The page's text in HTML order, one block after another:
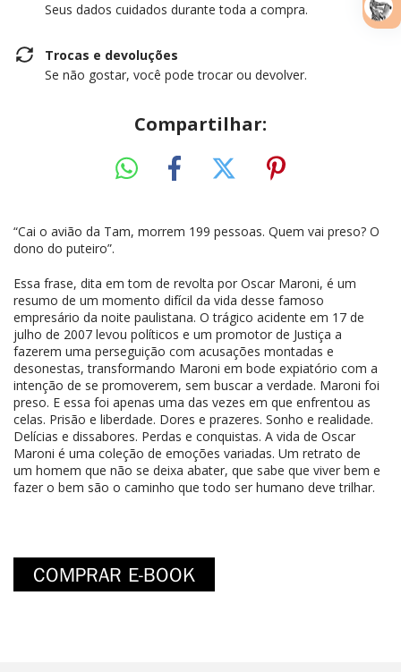
Seus dados cuidados durante toda a compra.
Trocas e devoluções
Se não gostar, você pode trocar ou devolver.
Compartilhar:
“Cai o avião da Tam, morrem 199 pessoas. Quem vai preso? O
dono do puteiro”.
Essa frase, dita em tom de revolta por Oscar Maroni, é um
resumo de um momento difícil da vida desse famoso
empresário da noite paulistana. O trágico acidente em 17 de
julho de 2007 levou políticos e um promotor de Justiça a
fazerem uma perseguição com acusações montadas e
desonestas, transformando Maroni em bode expiatório com a
intenção de se promoverem, sem buscar a verdade. Maroni foi
preso. E essa foi apenas uma das vezes em que enfrentou as
celas. Prisão e liberdade. Dores e prazeres. Sonho e realidade.
Delícias e dissabores. Perdas e conquistas. A vida de Oscar
Maroni é uma coleção de emoções variadas. Um retrato de
um homem que não se deixa abater, que sabe que viver bem e
fazer o bem são o caminho que todo ser humano deve trilhar.